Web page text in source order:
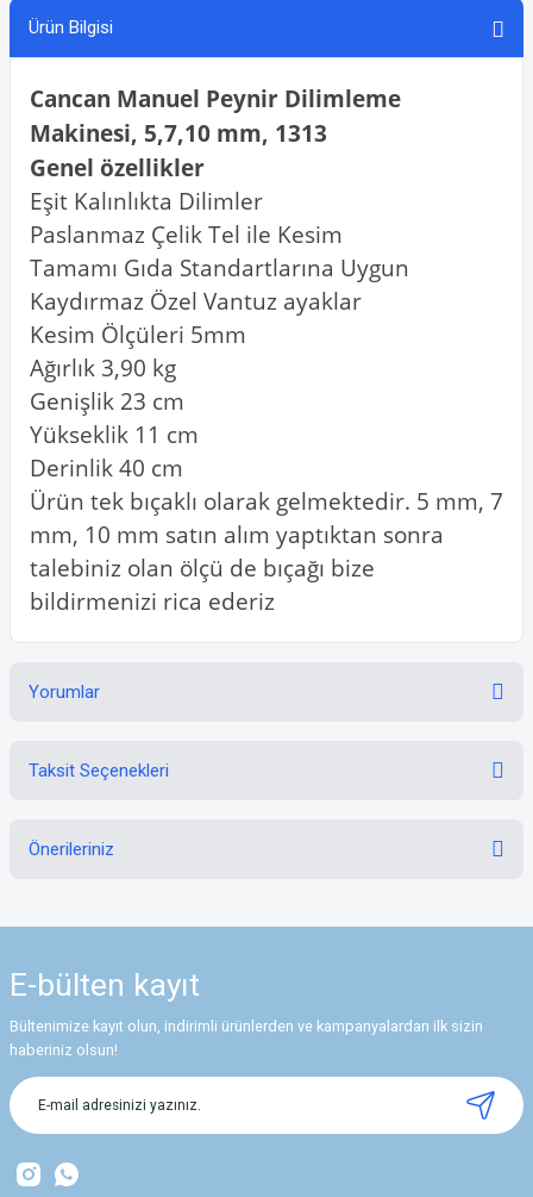
Ürün Bilgisi
Cancan Manuel Peynir Dilimleme
Makinesi, 5,7,10 mm, 1313
Genel özellikler
Eşit Kalınlıkta Dilimler
Paslanmaz Çelik Tel ile Kesim
Tamamı Gıda Standartlarına Uygun
Kaydırmaz Özel Vantuz ayaklar
Kesim Ölçüleri 5mm
Ağırlık 3,90 kg
Genişlik 23 cm
Yükseklik 11 cm
Derinlik 40 cm
Ürün tek bıçaklı olarak gelmektedir. 5 mm, 7
mm, 10 mm satın alım yaptıktan sonra
talebiniz olan ölçü de bıçağı bize
bildirmenizi rica ederiz
Yorumlar
Taksit Seçenekleri
Önerileriniz
Görüş ve önerileriniz için teşekkür ederiz.
Ürün resmi kalitesiz, bozuk veya görüntülenemiyor.
Ürün açıklamasında eksik bilgiler bulunuyor.
Ürün bilgilerinde hatalar bulunuyor.
Bu ürüne benzer farklı alternatifler olmalı.
E-bülten kayıt
Bültenimize kayıt olun, indirimli ürünlerden ve kampanyalardan ilk sizin
haberiniz olsun!